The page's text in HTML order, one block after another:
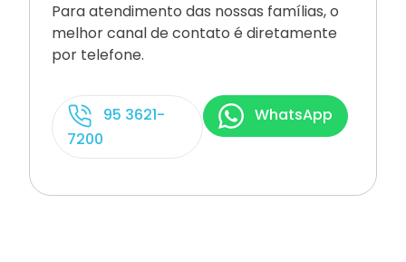
Para atendimento das nossas famílias, o
melhor canal de contato é diretamente
por telefone.
95 3621-
7200
WhatsApp